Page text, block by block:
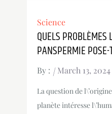
Science
QUELS
PANSPERMIE
By : March 13, 2024
La question de
planète intéresse